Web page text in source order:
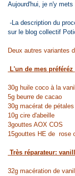
Aujourd'hui, je n'y
-La description du
sur le blog collectif
Deux autres variantes
L'un de mes
30g huile coco à la
5g beurre de cacao
30g macérat de
10g cire d'abeille
3gouttes AOX COS
15gouttes HE de rose
Très réparateur:
32g macération de